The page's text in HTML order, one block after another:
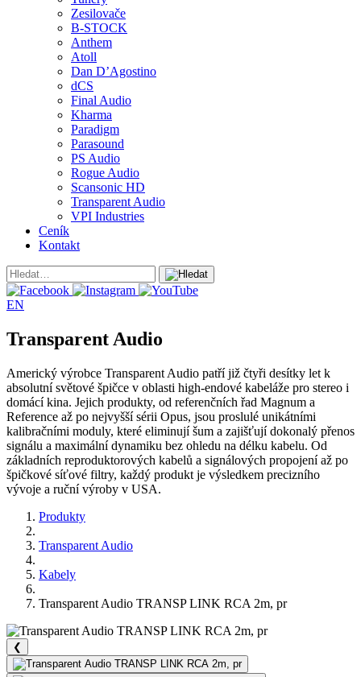
Zesilovače
B-STOCK
Anthem
Atoll
Dan D’Agostino
dCS
Final Audio
Kharma
Paradigm
Parasound
PS Audio
Rogue Audio
Scansonic HD
Transparent Audio
VPI Industries
Ceník
Kontakt
EN
Transparent Audio
Americký výrobce Transparent Audio patří již čtyři desítky let k
absolutní světové špičce v oblasti high-endové kabeláže pro stereo i
domácí kina. Jejich produkty, od referenčních řad Magnum a
Reference až po nejvyšší sérii Opus, jsou proslulé unikátními
kalibračními moduly, které eliminují šum a zajišťují dokonalý přenos
signálu a maximální dynamiku bez ohledu na délku kabelu. Od
základních reproduktorových kabelů a signálových propojení až po
špičkové síťové filtry, každý produkt je výsledkem precizního
vývoje a ruční výroby v USA.
Produkty
Transparent Audio
Kabely
Transparent Audio TRANSP LINK RCA 2m, pr
❮